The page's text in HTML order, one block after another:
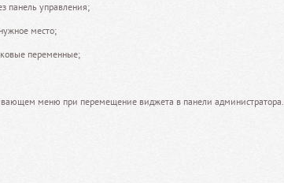
панель управления;
место;
переменные;
меню при перемещение виджета в панели администратора.